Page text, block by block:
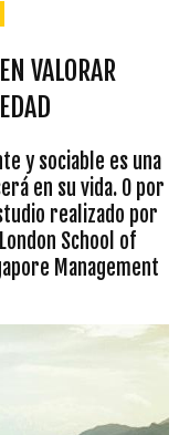
VALORAR
y sociable es una
en su vida. O por
realizado por
School of
Management